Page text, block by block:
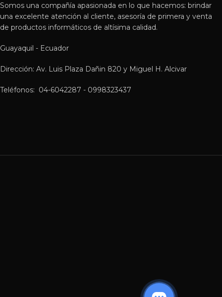
Somos una compañía apasionada en lo que hacemos: brindar
una excelente atención al cliente, asesoría de primera y venta
de productos informáticos de altísima calidad.
Guayaquil - Ecuador
Dirección: Av. Luis Plaza Dañin 820 y Miguel H. Alcivar
Teléfonos: 04-6042287 - 0998323437